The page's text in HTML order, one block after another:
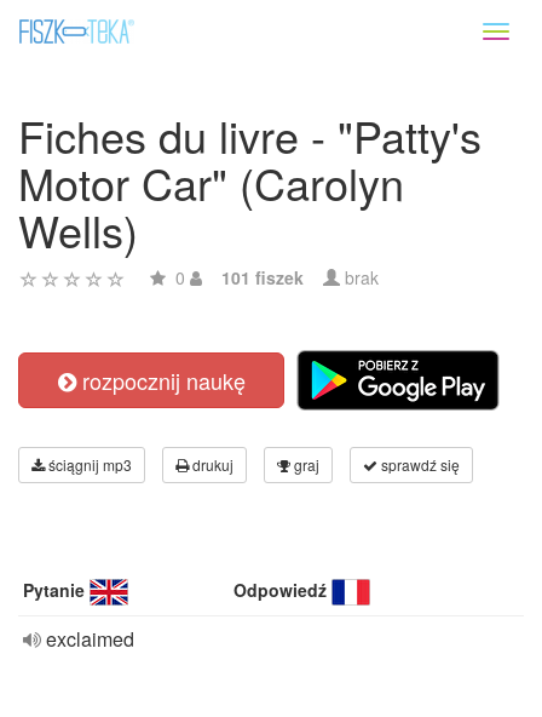
Fiches du livre - "Patty's
Motor Car" (Carolyn
Wells)
0 101 fiszek brak
rozpocznij naukę
ściągnij mp3 drukuj graj sprawdź się
Pytanie Odpowiedź
exclaimed